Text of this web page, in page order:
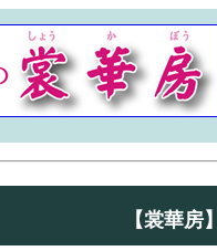
【裳華房】